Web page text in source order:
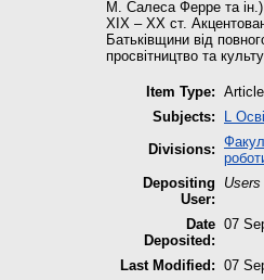
М. Салеса Ферре та ін.)
ХІХ – ХХ ст.
Батьківщини від
просвітництво та
Item Type: Article
Subjects:
L
Divisions:
Depositing
User:
Date
Deposited:
07
Last Modified: 07